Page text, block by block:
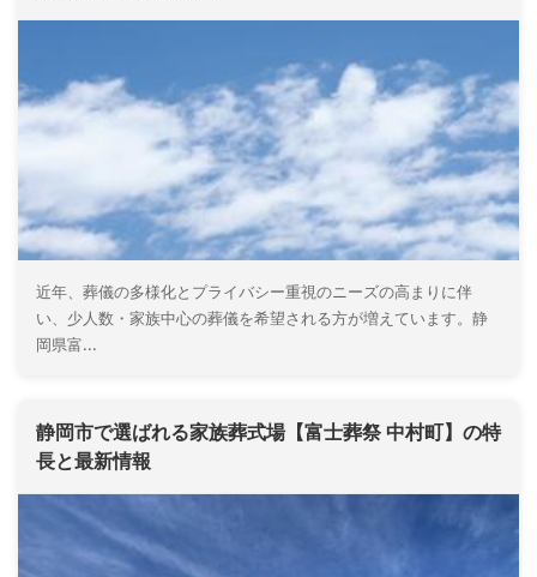
近年、葬儀の多様化とプライバシー重視のニーズの高まりに伴
い、少人数・家族中心の葬儀を希望される方が増えています。静
岡県富...
静岡市で選ばれる家族葬式場【富士葬祭 中村町】の特
長と最新情報